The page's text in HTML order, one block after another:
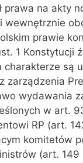
prawa na akty
wewnętrznie
prawie
1 Konstytucji
są
zarzą‌dzenia
wydawania
w art.
RP (art.
komitetów
(art. 149